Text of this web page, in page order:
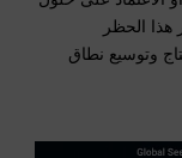
هذا الحظر
وتوسيع نطاق